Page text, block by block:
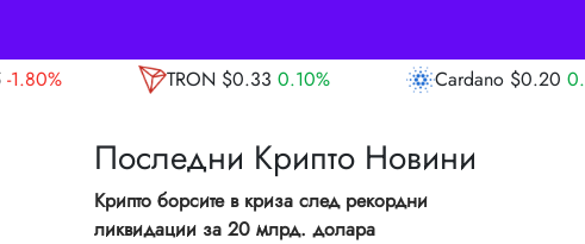
$0.33 0.10% Cardano $0.20
Последни Крипто Новини
Крипто борсите в криза след рекордни
ликвидации за 20 млрд. долара